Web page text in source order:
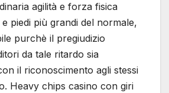
agilità e forza fisica
piedi più grandi del normale,
purchè il pregiudizio
da tale ritardo sia
il riconoscimento agli stessi
Heavy chips casino con giri